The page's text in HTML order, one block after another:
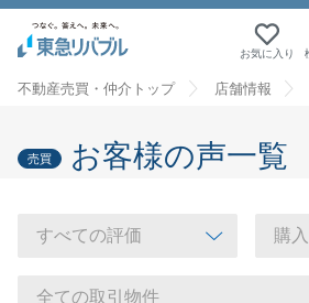
お気に入り
不動産売買・仲介トップ 店舗情報
売買 お客様の声一覧